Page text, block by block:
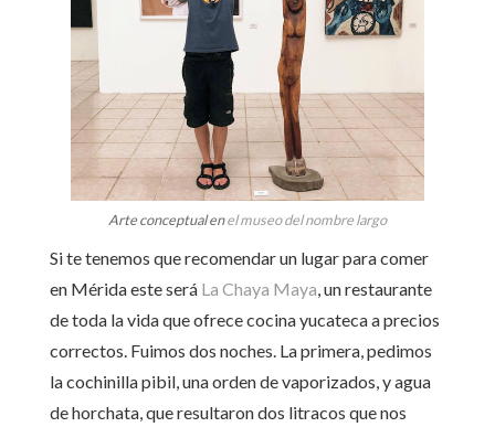
Arte conceptual enel museo del nombre largo
Si te tenemos que recomendar un lugar para comer
en Mérida este será La Chaya Maya, un restaurante
de toda la vida que ofrece cocina yucateca a precios
correctos. Fuimos dos noches. La primera, pedimos
la cochinilla pibil, una orden de vaporizados, y agua
de horchata, que resultaron dos litracos que nos